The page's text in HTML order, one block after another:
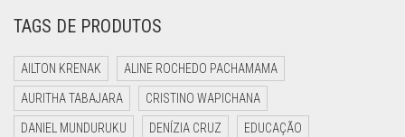
TAGS DE PRODUTOS
AILTON KRENAK ALINE ROCHEDO PACHAMAMA
AURITHA TABAJARA CRISTINO WAPICHANA
DANIEL MUNDURUKU DENÍZIA CRUZ EDUCAÇÃO